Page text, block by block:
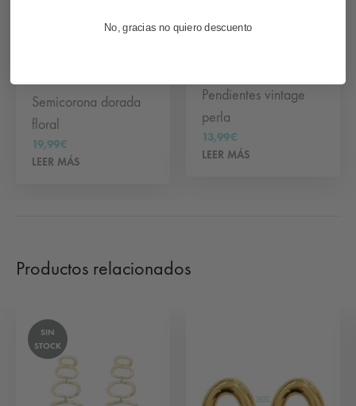
Semicorona dorada
floral
19,99€
LEER MÁS
Pendientes vintage
perla
13,99€
LEER MÁS
Productos relacionados
SIN
STOCK
No, gracias no quiero descuento